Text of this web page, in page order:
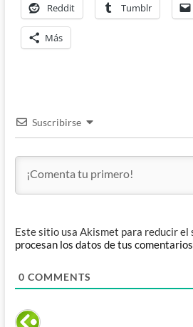
Reddit Tumblr
Más
Suscribirse
Este sitio usa Akismet para reducir el
procesan los datos de tus
0 COMMENTS